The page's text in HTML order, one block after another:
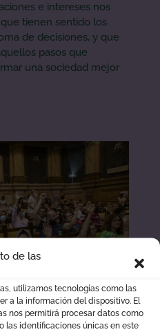
de las
utilizamos tecnologías como las
a la información del dispositivo. El
nos permitirá procesar datos como
las identificaciones únicas en este
e intereses nos
tienen sentido los
de decisiones, y que
pasos que
una sociedad mejor
en la Sesión 6 de la